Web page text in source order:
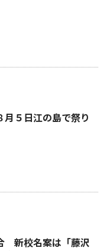
５日江の島で祭り
新校名案は「藤沢